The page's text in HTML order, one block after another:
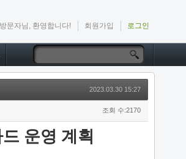
방문자님, 환영합니다! 회원가입 로그인
2023.03.30 15:27
조회 수:2170
운영 계획